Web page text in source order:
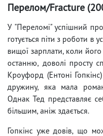
Перелом/Fracture
У "Переломі" успішний
готується піти з роботи в
вищої зарплати, коли
останню, доволі просту
Кроуфорд (Ентоні
дружину, яка мала
Однак Тед представляє
більшим, аніж здається.
Гопкінс уже довів, що